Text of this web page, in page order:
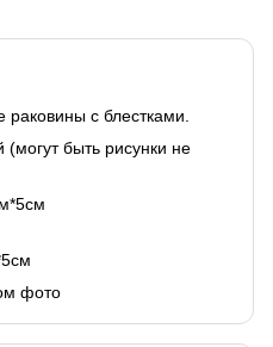
с блестками.
быть рисунки не
фото